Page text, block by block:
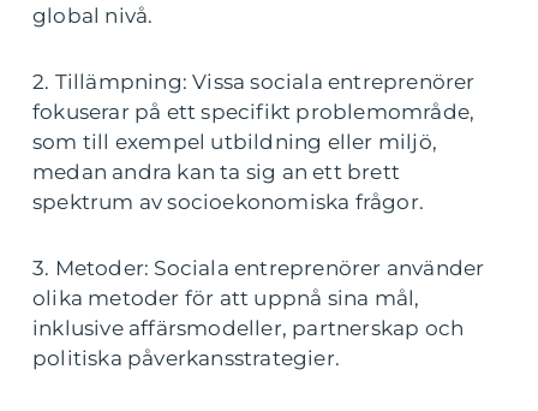
global nivå.
2. Tillämpning: Vissa sociala entreprenörer
fokuserar på ett specifikt problemområde,
som till exempel utbildning eller miljö,
medan andra kan ta sig an ett brett
spektrum av socioekonomiska frågor.
3. Metoder: Sociala entreprenörer använder
olika metoder för att uppnå sina mål,
inklusive affärsmodeller, partnerskap och
politiska påverkansstrategier.